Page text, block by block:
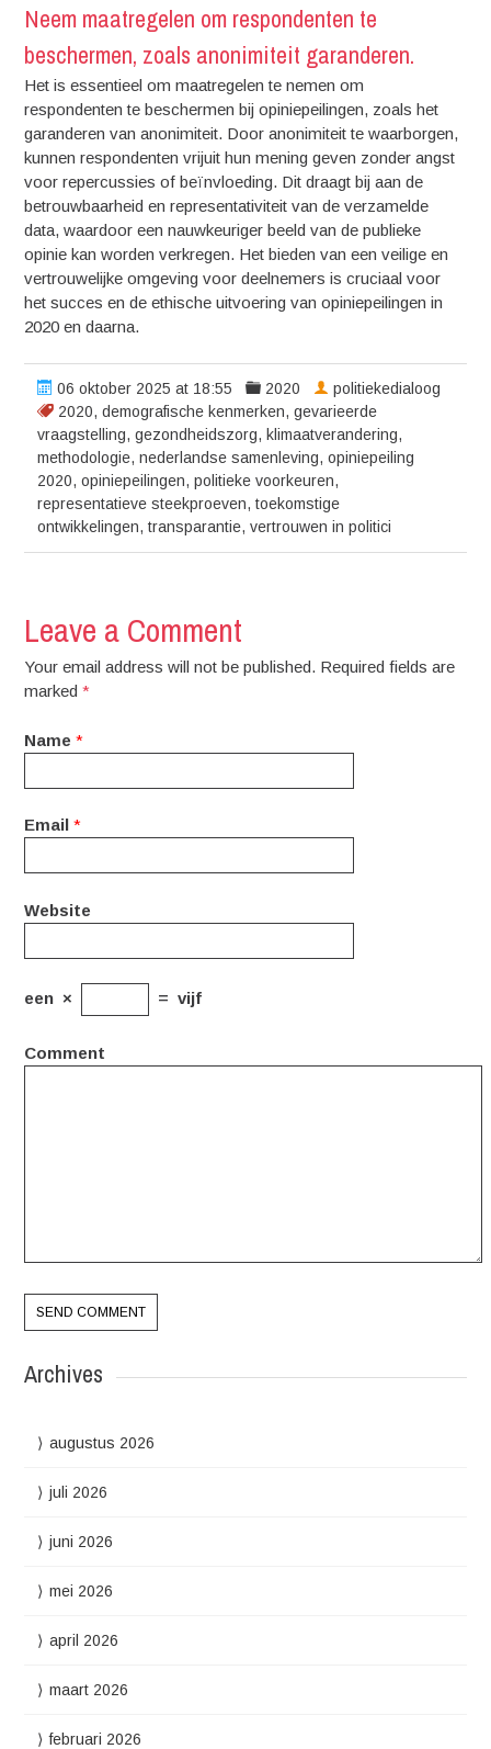
Neem maatregelen om respondenten te
beschermen, zoals anonimiteit garanderen.
Het is essentieel om maatregelen te nemen om
respondenten te beschermen bij opiniepeilingen, zoals het
garanderen van anonimiteit. Door anonimiteit te waarborgen,
kunnen respondenten vrijuit hun mening geven zonder angst
voor repercussies of beïnvloeding. Dit draagt bij aan de
betrouwbaarheid en representativiteit van de verzamelde
data, waardoor een nauwkeuriger beeld van de publieke
opinie kan worden verkregen. Het bieden van een veilige en
vertrouwelijke omgeving voor deelnemers is cruciaal voor
het succes en de ethische uitvoering van opiniepeilingen in
2020 en daarna.
06 oktober 2025 at 18:55
2020
2020,demografische kenmerken,gevarieerde
vraagstelling,gezondheidszorg, klimaatverandering,
methodologie,nederlandse samenleving,opiniepeiling
2020,opiniepeilingen,politieke voorkeuren,
representatieve steekproeven,toekomstige
ontwikkelingen,transparantie,vertrouwen in politici
politiekedialoog
Leave a Comment
Your email address will not be published. Required fields are
marked*
Name *
Email *
Website
een × = vijf
Comment
Archives
augustus 2026
juli 2026
juni 2026
mei 2026
april 2026
maart 2026
februari 2026